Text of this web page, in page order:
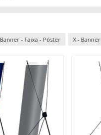
Banner - Faixa - Pôster X - Banner